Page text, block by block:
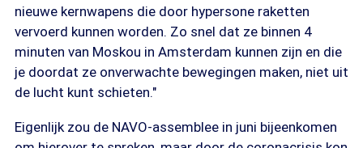
nieuwe kernwapens die door hypersone raketten
vervoerd kunnen worden. Zo snel dat ze binnen 4
minuten van Moskou in Amsterdam kunnen zijn en die
je doordat ze onverwachte bewegingen maken, niet uit
de lucht kunt schieten."
Eigenlijk zou de NAVO-assemblee in juni bijeenkomen